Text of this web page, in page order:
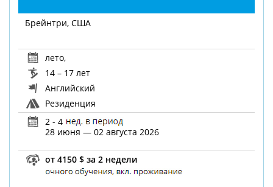
Брейнтри, США
лето,
14 – 17 лет
Английский
Резиденция
2 - 4
28 июня — 02 августа 2026
от 4150 $ за 2 недели